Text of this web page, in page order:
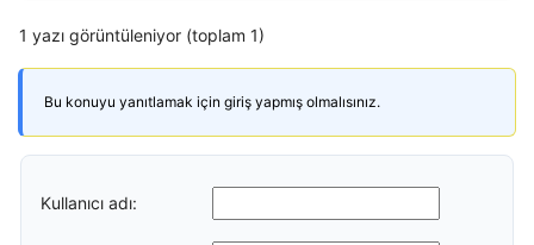
1 yazı görüntüleniyor (toplam 1)
Bu konuyu yanıtlamak için giriş yapmış olmalısınız.
Kullanıcı adı: